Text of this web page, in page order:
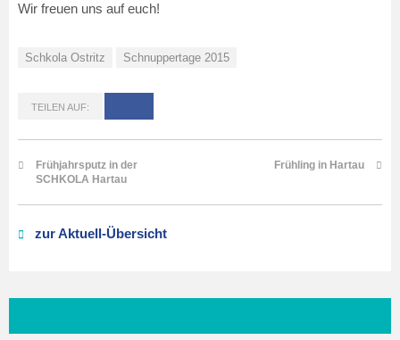
Wir freuen uns auf euch!
Schkola Ostritz Schnuppertage 2015
TEILEN AUF:
Frühjahrsputz in der
SCHKOLA Hartau
Frühling in Hartau
zur Aktuell-Übersicht